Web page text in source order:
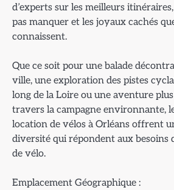
d’experts sur les meilleurs
pas manquer et les joyaux cachés
connaissent.
Que ce soit pour une balade
ville, une exploration des pistes
long de la Loire ou une aventure plus
travers la campagne environnante,
location de vélos à Orléans offrent
diversité qui répondent aux besoins
de vélo.
Emplacement Géographique :